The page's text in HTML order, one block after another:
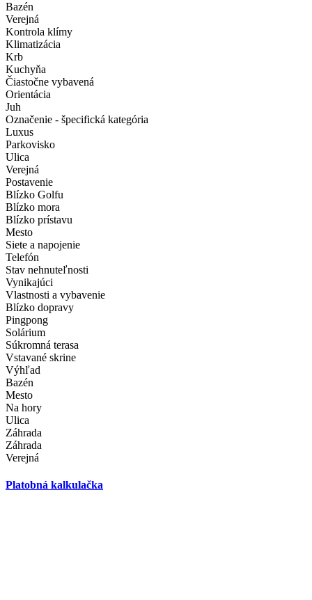
Bazén
Verejná
Kontrola klímy
Klimatizácia
Krb
Kuchyňa
Čiastočne vybavená
Orientácia
Juh
Označenie - špecifická kategória
Luxus
Parkovisko
Ulica
Verejná
Postavenie
Blízko Golfu
Blízko mora
Blízko prístavu
Mesto
Siete a napojenie
Telefón
Stav nehnuteľnosti
Vynikajúci
Vlastnosti a vybavenie
Blízko dopravy
Pingpong
Solárium
Súkromná terasa
Vstavané skrine
Výhľad
Bazén
Mesto
Na hory
Ulica
Záhrada
Záhrada
Verejná
Platobná kalkulačka